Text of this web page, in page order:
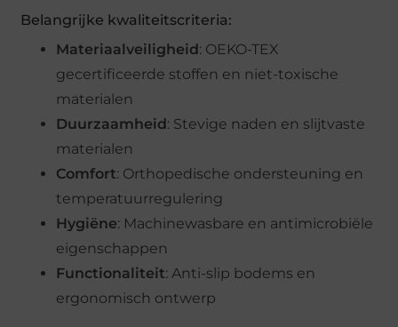
Belangrijke kwaliteitscriteria:
Materiaalveiligheid : OEKO-TEX
gecertificeerde stoffen en niet-toxische
materialen
Duurzaamheid : Stevige naden en slijtvaste
materialen
Comfort: Orthopedische ondersteuning en
temperatuurregulering
Hygiëne: Machinewasbare en antimicrobiële
eigenschappen
Functionaliteit: Anti-slip bodems en
ergonomisch ontwerp